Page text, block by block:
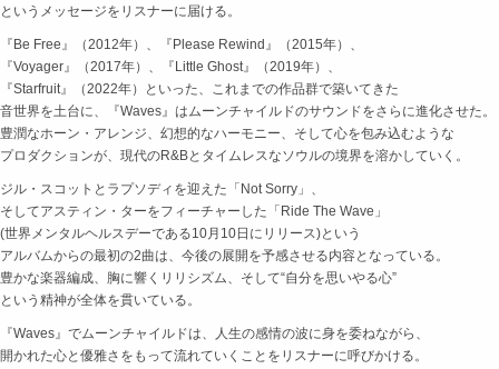
というメッセージをリスナーに届ける。
『Be Free』（2012年）、『Please Rewind』（2015年）、
『Voyager』（2017年）、『Little Ghost』（2019年）、
『Starfruit』（2022年）といった、これまでの作品群で築いてきた
音世界を土台に、『Waves』はムーンチャイルドのサウンドをさらに進化させた。
豊潤なホーン・アレンジ、幻想的なハーモニー、そして心を包み込むような
プロダクションが、現代のR&Bとタイムレスなソウルの境界を溶かしていく。
ジル・スコットとラプソディを迎えた「Not Sorry」、
そしてアスティン・ターをフィーチャーした「Ride The Wave」
(世界メンタルヘルスデーである10月10日にリリース)という
アルバムからの最初の2曲は、今後の展開を予感させる内容となっている。
豊かな楽器編成、胸に響くリリシズム、そして“自分を思いやる心”
という精神が全体を貫いている。
『Waves』でムーンチャイルドは、人生の感情の波に身を委ねながら、
開かれた心と優雅さをもって流れていくことをリスナーに呼びかける。